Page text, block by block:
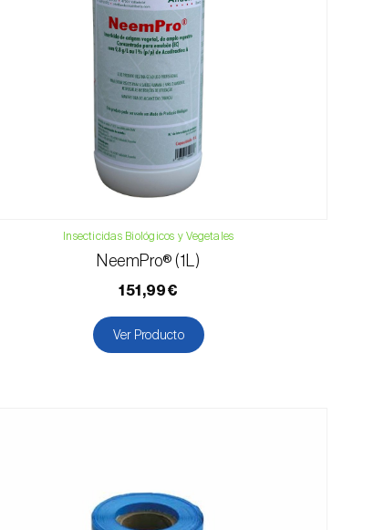
Insecticidas Biológicos y Vegetales
NeemPro® (1L)
151,99€
Ver Producto